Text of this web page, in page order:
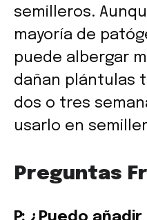
semilleros.
mayoría de
puede albergar
dañan plántulas
dos o tres
usarlo en
Preguntas